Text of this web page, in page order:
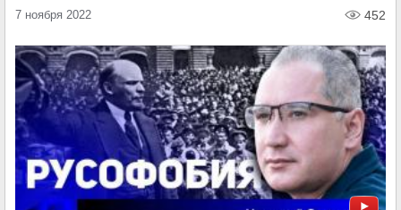
7 ноября 2022 452